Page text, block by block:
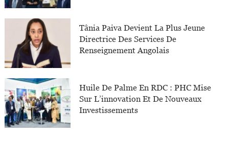
Tânia Paiva Devient La Plus Jeune
Directrice Des Services De
Renseignement Angolais
Huile De Palme En RDC : PHC Mise
Sur L’innovation Et De Nouveaux
Investissements